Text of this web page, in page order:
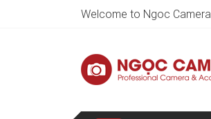
Welcome to Ngoc Camera